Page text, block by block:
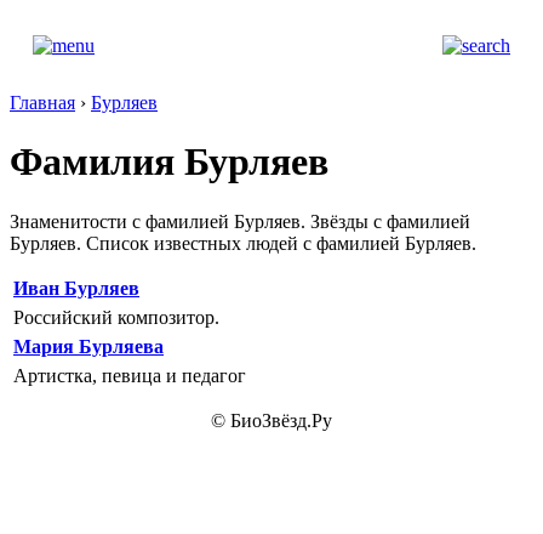
Главная › Бурляев
Фамилия Бурляев
Знаменитости с фамилией Бурляев. Звёзды с фамилией
Бурляев. Список известных людей с фамилией Бурляев.
Иван Бурляев
Российский композитор.
Мария Бурляева
Артистка, певица и педагог
© БиоЗвёзд.Ру